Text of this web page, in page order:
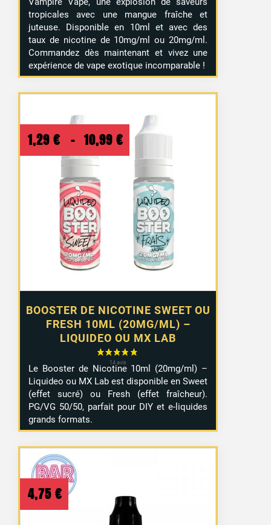
tropicales avec une mangue fraîche et
juteuse. Disponible en 10ml et avec des
taux de nicotine de 10mg/ml ou 20mg/ml.
Commandez dès maintenant et vivez une
expérience de vape exotique incomparable !
BOOSTER DE NICOTINE SWEET OU
FRESH 10ML (20MG/ML) –
LIQUIDEO OU MX LAB
1,29 € – 10,99 €
Plage
de
prix :
1,29 €
10,99 €
Le Booster de Nicotine 10ml (20mg/ml) –
Liquideo ou MX Lab est disponible en Sweet
(effet sucré) ou Fresh (effet fraîcheur).
PG/VG 50/50, parfait pour DIY et e-liquides
grands formats.
4,75 €